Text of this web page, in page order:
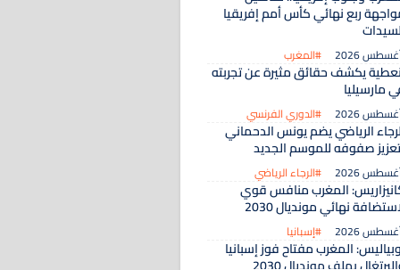
ربع نهائي كأس أمم إفريقيا
#المغرب
يكشف حقائق مثيرة عن تجربته
مارسيليا
#الدوري الفرنسي
الرياضي يضم يونس الدحماني
صفوفه للموسم الجديد
#الرجاء الرياضي
المغرب منافس قوي
نهائي مونديال 2030
#إسبانيا
المغرب مفتاح فوز إسبانيا